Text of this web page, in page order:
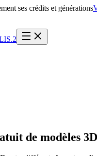
ses crédits et générations
de modèles